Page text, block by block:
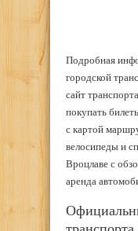
Подробная
городской
сайт
покупать
с картой
велосипеды и
Вроцлаве с
аренда